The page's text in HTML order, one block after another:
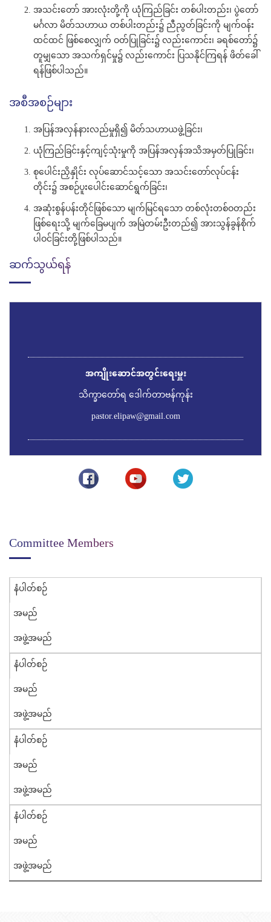
အသင်းတော် အားလုံးတို့ကို ယုံကြည်ခြင်း တစ်ပါးတည်း၊ ပွဲတော်
မင်္ဂလာ မိတ်သဟာယ တစ်ပါးတည်း၌ ညီညွတ်ခြင်းကို မျက်ဝန်း
ထင်ထင် ဖြစ်စေလျှက် ဝတ်ပြုခြင်း၌ လည်းကောင်း၊ ခရစ်တော်၌
တူမျှသော အသက်ရှင်မှု၌ လည်းကောင်း ပြသနိုင်ကြရန် ဖိတ်ခေါ်
ရန်ဖြစ်ပါသည်။
အစီအစဉ်များ
အပြန်အလှန်နားလည်မှုရှိ၍ မိတ်သဟာယဖွဲ့ခြင်း၊
ယုံကြည်ခြင်းနှင့်ကျင့်သုံးမှုကို အပြန်အလှန်အသိအမှတ်ပြုခြင်း၊
စုပေါင်းညှိနှိုင်း လုပ်ဆောင်သင့်သော အသင်းတော်လုပ်ငန်း
တိုင်း၌ အစဉ်ပူးပေါင်းဆောင်ရွက်ခြင်း၊
အဆုံးစွန်ပန်းတိုင်ဖြစ်သော မျက်မြင်ရသော တစ်လုံးတစ်ဝတည်း
ဖြစ်ရေးသို့ မျက်ခြေမပျက် အမြဲတမ်းဦးတည်၍ အားသွန်ခွန်စိုက်
ပါဝင်ခြင်းတို့ဖြစ်ပါသည်။
ဆက်သွယ်ရန်
အကျိုးဆောင်အတွင်းရေးမှူး
သိက္ခာတော်ရ ဒေါက်တာဗန်ကုန်း
pastor.elipaw@gmail.com
Committee Members